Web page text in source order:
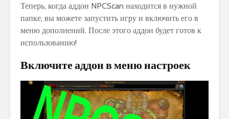
Теперь, когда аддон NPCScan находится в нужной
папке, вы можете запустить игру и включить его в
меню дополнений. После этого аддон будет готов к
использованию!
Включите аддон в меню настроек